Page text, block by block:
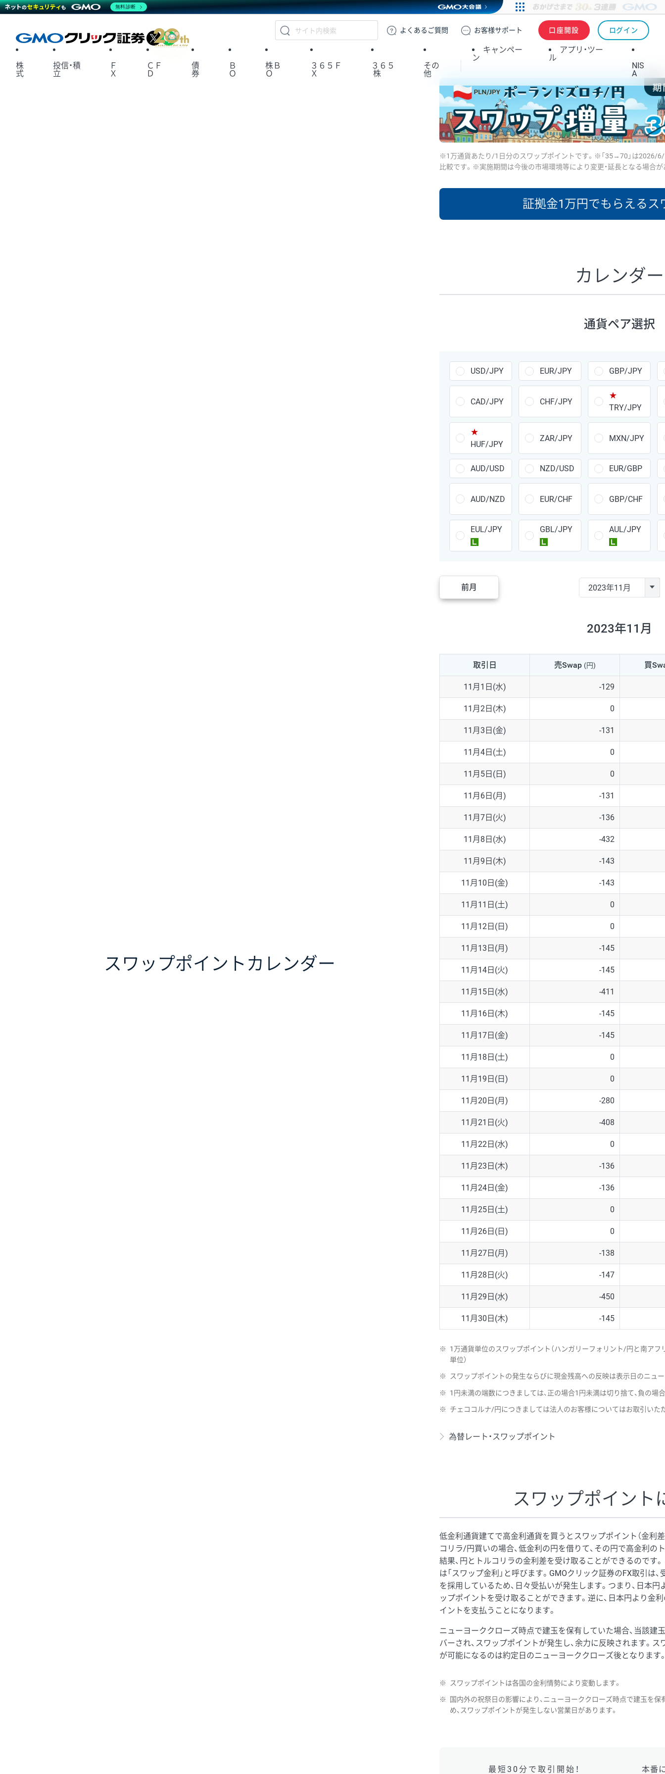
GMOクリック証券
よくある ご質問 お客様サポート 口座開設 ログイン
X
株
式
投信・積
立
Ｆ
Ｘ
ＣＦ
Ｄ
債
券
Ｂ
Ｏ
株Ｂ
Ｏ
３６５Ｆ
Ｘ
３６５
株
その
他
キャンペー
ン
アプリ・ツー
ル
NIS
A
スワップポイント カレンダー
※1万通貨あたり/1日分のスワップポイントです。※「35→70」は2026/6/
比較です。※実施期間は今後の市場環境等により変更・延長となる場合が
証拠金1万円でもらえるス
あたりの
ポイント
GBP/JPY 170円
AUD/JPY 106円
NZD/JPY 28円
CAD/JPY 38円
CHF/JPY 34円
PLN/JPY 35円
HUF/JPY 16円
ZAR/JPY 130円
MXN/JPY 140円
AUD/USD
NZD/USD 41円
EUR/GBP 71円
EUR/AUD 103円
GBP/AUD 43円
AUD/NZD 66円
EUR/CHF 111円
GBP/CHF 220円
USD/CHF 160円
※2026/6/30の当社のスワップポイントおよび、同日の為替レートに
※取引証拠金は同日の当社為替レート（ニューヨーククローズ・MIDレ
※ハンガリーフォリント/円と南アフリカランド/円とメキシコペソ/
カレンダー
通貨ペア選択
USD/JPY EUR/JPY GBP/JPY
CAD/JPY CHF/JPY
★
TRY/JPY
★
HUF/JPY
ZAR/JPY MXN/JPY
AUD/USD NZD/USD EUR/GBP
AUD/NZD EUR/CHF GBP/CHF
EUL/JPY
GBL/JPY
AUL/JPY
前月
2023年11月
取引日 売Swap (円) 買
11月1日(水) -129
11月2日(木) 0
11月3日(金) -131
11月4日(土) 0
11月5日(日) 0
11月6日(月) -131
11月7日(火) -136
11月8日(水) -432
11月9日(木) -143
11月10日(金) -143
11月11日(土) 0
11月12日(日) 0
11月13日(月) -145
11月14日(火) -145
11月15日(水) -411
11月16日(木) -145
11月17日(金) -145
11月18日(土) 0
11月19日(日) 0
11月20日(月) -280
11月21日(火) -408
11月22日(水) 0
11月23日(木) -136
11月24日(金) -136
11月25日(土) 0
11月26日(日) 0
11月27日(月) -138
11月28日(火) -147
11月29日(水) -450
11月30日(木) -145
※
1万通貨単位のスワップポイント（ハンガリーフォリント/円と南ア
単位）
※ スワップポイントの発生ならびに現金残高への反映は表示日のニュ
※ 1円未満の端数につきましては、正の場合1円未満は切り捨て、負の場
※ チェココルナ/円につきましては法人のお客様についてはお取引いた
為替レート・スワップポイント
スワップポイント
低金利通貨建てで高金利通貨を買うとスワップポイント（金利
コリラ/円買いの場合、低金利の円を借りて、その円で高金利の
結果、円とトルコリラの金利差を受け取ることができるのです
は「スワップ金利」と呼びます。GMOクリック証券のFX取引は
を採用しているため、日々受払いが発生します。つまり、日本
ップポイントを受け取ることができます。逆に、日本円より金
イントを支払うことになります。
ニューヨーククローズ時点で建玉を保有していた場合、当該建
バーされ、スワップポイントが発生し、余力に反映されます。
が可能になるのは約定日のニューヨーククローズ後となります
※ スワップポイントは各国の金利情勢により変動します。
※
国内外の祝祭日の影響により、ニューヨーククローズ時点で建玉を
め、スワップポイントが発生しない営業日があります。
最短30分で取引開始！ 本番
無料診断